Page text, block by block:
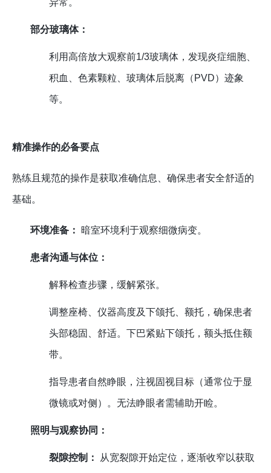
异常。
部分玻璃体：
利用高倍放大观察前1/3玻璃体，发现炎症细胞、
积血、色素颗粒、玻璃体后脱离（PVD）迹象
等。
精准操作的必备要点
熟练且规范的操作是获取准确信息、确保患者安全舒适的
基础。
环境准备： 暗室环境利于观察细微病变。
患者沟通与体位：
解释检查步骤，缓解紧张。
调整座椅、仪器高度及下颌托、额托，确保患者
头部稳固、舒适。下巴紧贴下颌托，额头抵住额
带。
指导患者自然睁眼，注视固视目标（通常位于显
微镜或对侧）。无法睁眼者需辅助开睑。
照明与观察协同：
裂隙控制： 从宽裂隙开始定位，逐渐收窄以获取